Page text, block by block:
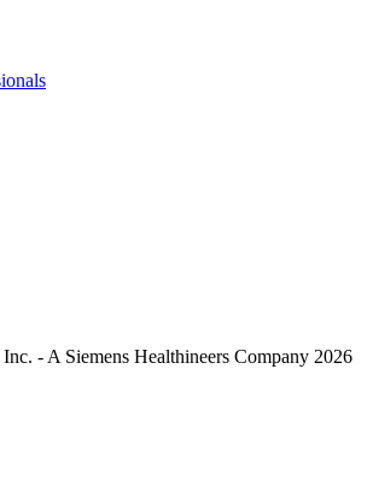
- A Siemens Healthineers Company 2026